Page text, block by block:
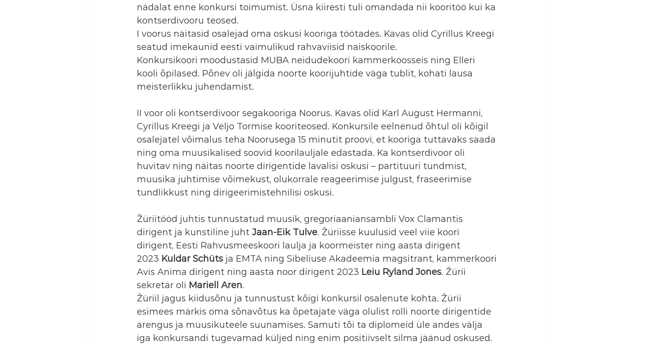
nädalat enne konkursi toimumist. Üsna kiiresti tuli omandada nii kooritöö kui ka
kontserdivooru teosed.
I voorus näitasid osalejad oma oskusi kooriga töötades. Kavas olid Cyrillus Kreegi
seatud imekaunid eesti vaimulikud rahvaviisid naiskoorile.
Konkursikoori moodustasid MUBA neidudekoori kammerkoosseis ning Elleri
kooli õpilased. Põnev oli jälgida noorte koorijuhtide väga tublit, kohati lausa
meisterlikku juhendamist.
II voor oli kontserdivoor segakooriga Noorus. Kavas olid Karl August Hermanni,
Cyrillus Kreegi ja Veljo Tormise kooriteosed. Konkursile eelnenud õhtul oli kõigil
osalejatel võimalus teha Noorusega 15 minutit proovi, et kooriga tuttavaks saada
ning oma muusikalised soovid koorilauljale edastada. Ka kontserdivoor oli
huvitav ning näitas noorte dirigentide lavalisi oskusi – partituuri tundmist,
muusika juhtimise võimekust, olukorrale reageerimise julgust, fraseerimise
tundlikkust ning dirigeerimistehnilisi oskusi.
Žüriitööd juhtis tunnustatud muusik, gregoriaaniansambli Vox Clamantis
dirigent ja kunstiline juht Jaan-Eik Tulve. Žüriisse kuulusid veel viie koori
dirigent, Eesti Rahvusmeeskoori laulja ja koormeister ning aasta dirigent
2023 Kuldar Schüts ja EMTA ning Sibeliuse Akadeemia magsitrant, kammerkoori
Avis Anima dirigent ning aasta noor dirigent 2023 Leiu Ryland Jones. Žürii
sekretär oli Mariell Aren.
Žüriil jagus kiidusõnu ja tunnustust kõigi konkursil osalenute kohta. Žürii
esimees märkis oma sõnavõtus ka õpetajate väga olulist rolli noorte dirigentide
arengus ja muusikuteele suunamises. Samuti tõi ta diplomeid üle andes välja
iga konkursandi tugevamad küljed ning enim positiivselt silma jäänud oskused.